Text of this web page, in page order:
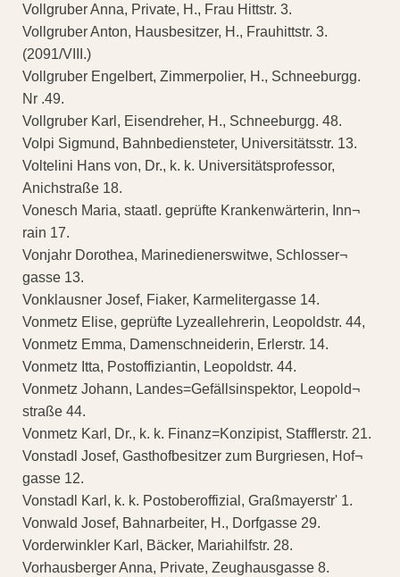
Vollgruber Anna, Private, H., Frau Hittstr. 3.
Vollgruber Anton, Hausbesitzer, H., Frauhittstr. 3.
(2091/VIII.)
Vollgruber Engelbert, Zimmerpolier, H., Schneeburgg.
Nr .49.
Vollgruber Karl, Eisendreher, H., Schneeburgg. 48.
Volpi Sigmund, Bahnbediensteter, Universitätsstr. 13.
Voltelini Hans von, Dr., k. k. Universitätsprofessor,
Anichstraße 18.
Vonesch Maria, staatl. geprüfte Krankenwärterin, Inn¬
rain 17.
Vonjahr Dorothea, Marinedienerswitwe, Schlosser¬
gasse 13.
Vonklausner Josef, Fiaker, Karmelitergasse 14.
Vonmetz Elise, geprüfte Lyzeallehrerin, Leopoldstr. 44,
Vonmetz Emma, Damenschneiderin, Erlerstr. 14.
Vonmetz Itta, Postoffiziantin, Leopoldstr. 44.
Vonmetz Johann, Landes=Gefällsinspektor, Leopold¬
straße 44.
Vonmetz Karl, Dr., k. k. Finanz=Konzipist, Stafflerstr. 21.
Vonstadl Josef, Gasthofbesitzer zum Burgriesen, Hof¬
gasse 12.
Vonstadl Karl, k. k. Postoberoffizial, Graßmayerstr' 1.
Vonwald Josef, Bahnarbeiter, H., Dorfgasse 29.
Vorderwinkler Karl, Bäcker, Mariahilfstr. 28.
Vorhausberger Anna, Private, Zeughausgasse 8.